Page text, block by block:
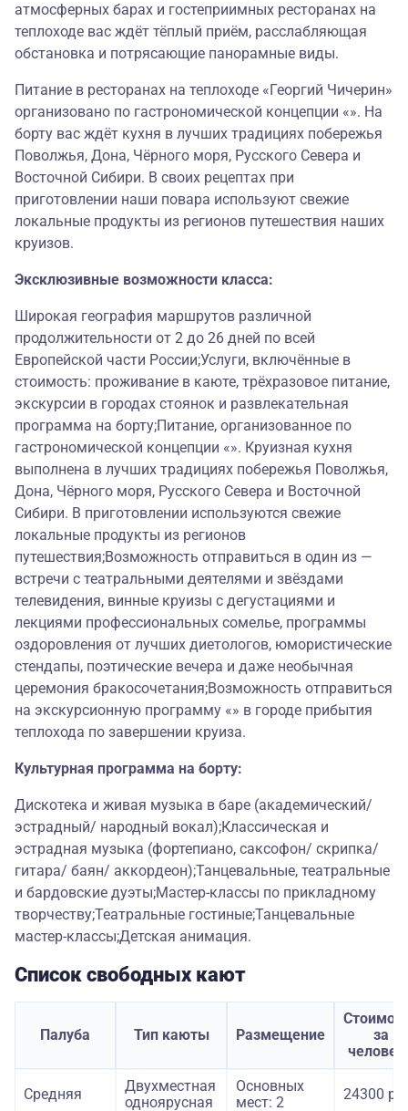
атмосферных барах и гостеприимных ресторанах на
теплоходе вас ждёт тёплый приём, расслабляющая
обстановка и потрясающие панорамные виды.
Питание в ресторанах на теплоходе «Георгий Чичерин»
организовано по гастрономической концепции «». На
борту вас ждёт кухня в лучших традициях побережья
Поволжья, Дона, Чёрного моря, Русского Севера и
Восточной Сибири. В своих рецептах при
приготовлении наши повара используют свежие
локальные продукты из регионов путешествия наших
круизов.
Эксклюзивные возможности класса:
Широкая география маршрутов различной
продолжительности от 2 до 26 дней по всей
Европейской части России;Услуги, включённые в
стоимость: проживание в каюте, трёхразовое питание,
экскурсии в городах стоянок и развлекательная
программа на борту;Питание, организованное по
гастрономической концепции «». Круизная кухня
выполнена в лучших традициях побережья Поволжья,
Дона, Чёрного моря, Русского Севера и Восточной
Сибири. В приготовлении используются свежие
локальные продукты из регионов
путешествия;Возможность отправиться в один из —
встречи с театральными деятелями и звёздами
телевидения, винные круизы с дегустациями и
лекциями профессиональных сомелье, программы
оздоровления от лучших диетологов, юмористические
стендапы, поэтические вечера и даже необычная
церемония бракосочетания;Возможность отправиться
на экскурсионную программу «» в городе прибытия
теплохода по завершении круиза.
Культурная программа на борту:
Дискотека и живая музыка в баре (академический/
эстрадный/ народный вокал);Классическая и
эстрадная музыка (фортепиано, саксофон/ скрипка/
гитара/ баян/ аккордеон);Танцевальные, театральные
и бардовские дуэты;Мастер-классы по прикладному
творчеству;Театральные гостиные;Танцевальные
мастер-классы;Детская анимация.
Список свободных кают
Палуба Тип каюты Размещение
за
Средняя
Двухместная
одноярусная
Основных
мест: 2
24300